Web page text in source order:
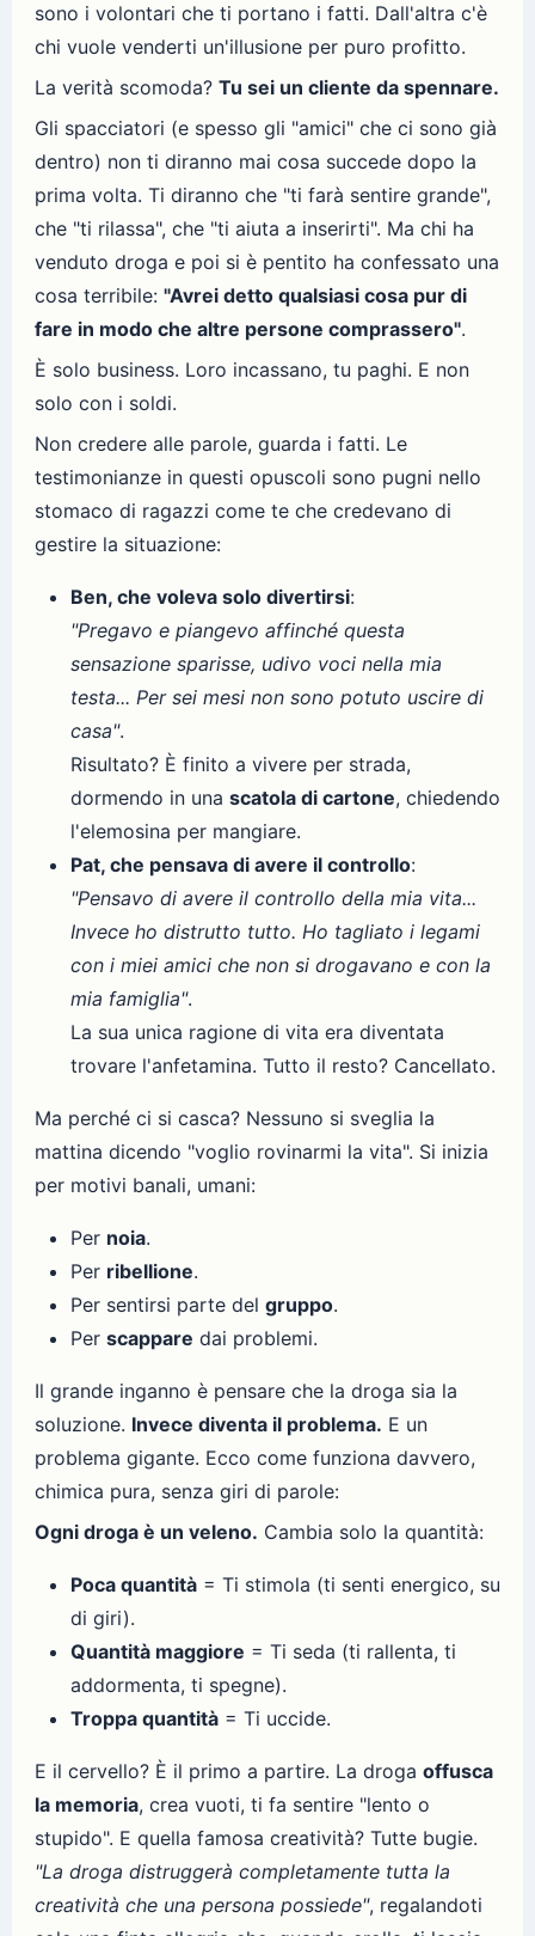
sono i volontari che ti portano i fatti. Dall'altra c'è
chi vuole venderti un'illusione per puro profitto.
La verità scomoda? Tu sei un cliente da spennare.
Gli spacciatori (e spesso gli "amici" che ci sono già
dentro) non ti diranno mai cosa succede dopo la
prima volta. Ti diranno che "ti farà sentire grande",
che "ti rilassa", che "ti aiuta a inserirti". Ma chi ha
venduto droga e poi si è pentito ha confessato una
cosa terribile: "Avrei detto qualsiasi cosa pur di
fare in modo che altre persone comprassero".
È solo business. Loro incassano, tu paghi. E non
solo con i soldi.
Non credere alle parole, guarda i fatti. Le
testimonianze in questi opuscoli sono pugni nello
stomaco di ragazzi come te che credevano di
gestire la situazione:
Ben, che voleva solo divertirsi:
"Pregavo e piangevo affinché questa
sensazione sparisse, udivo voci nella mia
testa... Per sei mesi non sono potuto uscire di
casa".
Risultato? È finito a vivere per strada,
dormendo in una scatola di cartone, chiedendo
l'elemosina per mangiare.
Pat, che pensava di avere il controllo:
"Pensavo di avere il controllo della mia vita...
Invece ho distrutto tutto. Ho tagliato i legami
con i miei amici che non si drogavano e con la
mia famiglia".
La sua unica ragione di vita era diventata
trovare l'anfetamina. Tutto il resto? Cancellato.
Ma perché ci si casca? Nessuno si sveglia la
mattina dicendo "voglio rovinarmi la vita". Si inizia
per motivi banali, umani:
Per noia.
Per ribellione.
Per sentirsi parte del gruppo.
Per scappare dai problemi.
Il grande inganno è pensare che la droga sia la
soluzione. Invece diventa il problema. E un
problema gigante. Ecco come funziona davvero,
chimica pura, senza giri di parole:
Ogni droga è un veleno. Cambia solo la quantità:
Poca quantità = Ti stimola (ti senti energico, su
di giri).
Quantità maggiore = Ti seda (ti rallenta, ti
addormenta, ti spegne).
Troppa quantità = Ti uccide.
E il cervello? È il primo a partire. La droga offusca
la memoria, crea vuoti, ti fa sentire "lento o
stupido". E quella famosa creatività? Tutte bugie.
"La droga distruggerà completamente tutta la
creatività che una persona possiede", regalandoti